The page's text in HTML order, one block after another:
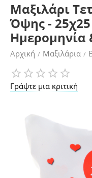
Μαξιλάρι
Όψης -
Ημερομηνία
Αρχική / Μαξιλάρια /
Γράψτε μια κριτική